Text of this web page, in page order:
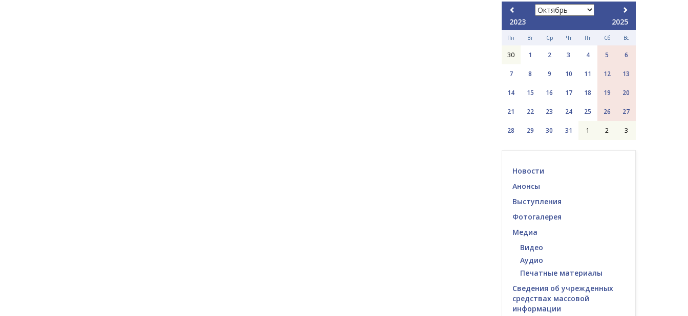
2023 2025
Пн Вт Ср Чт Пт Сб Вс
30 1 2 3 4 5 6
7 8 9 10 11 12 13
14 15 16 17 18 19 20
21 22 23 24 25 26 27
28 29 30 31 1 2 3
Новости
Анонсы
Выступления
Фотогалерея
Медиа
Видео
Аудио
Печатные материалы
Сведения об учрежденных
средствах массовой
информации